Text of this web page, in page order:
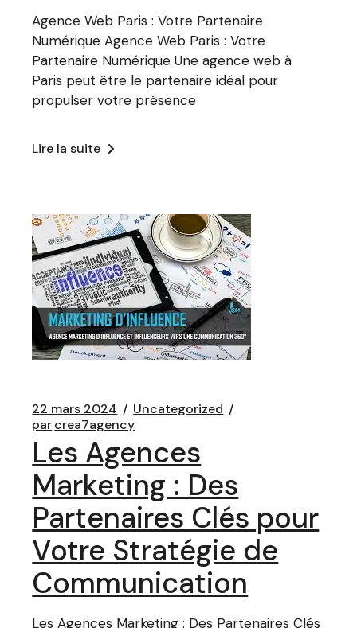
Agence Web Paris : Votre Partenaire
Numérique Agence Web Paris : Votre
Partenaire Numérique Une agence web à
Paris peut être le partenaire idéal pour
propulser votre présence
Lire la suite
22 mars 2024
Uncategorized
parcrea7agency
Les Agences
Marketing : Des
Partenaires Clés pour
Votre Stratégie de
Communication
Les Agences Marketing : Des Partenaires Clés